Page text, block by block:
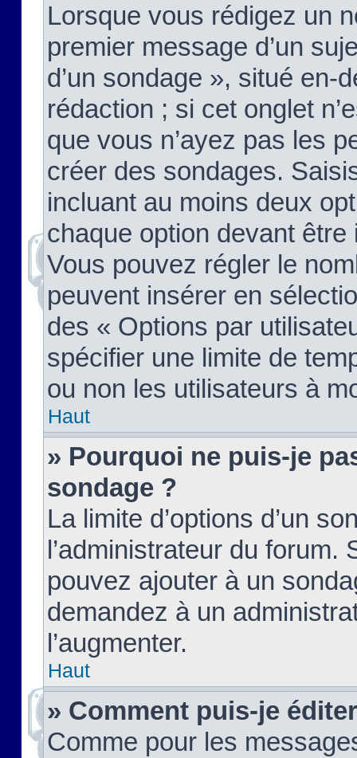
Lorsque vous rédigez un
premier message d’un
d’un sondage », situé en-
rédaction ; si cet onglet
que vous n’ayez pas les
créer des sondages.
incluant au moins deux
chaque option devant
Vous pouvez régler le
peuvent insérer en
des « Options par
spécifier une limite de
ou non les utilisateurs à
Haut
» Pourquoi ne puis-je
sondage ?
La limite d’options d’un
l’administrateur du forum.
pouvez ajouter à un
demandez à un
l’augmenter.
Haut
» Comment puis-je
Comme pour les